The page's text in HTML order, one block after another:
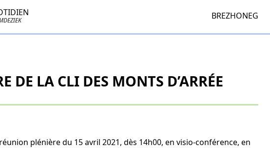
BREZHONEG
DE LA CLI DES MONTS D’ARRÉE
plénière du 15 avril 2021, dès 14h00, en visio-conférence, en